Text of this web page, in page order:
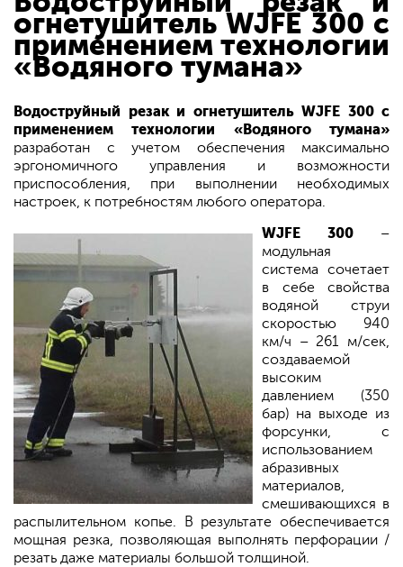
огнетушитель WJFE 300 с
применением технологии
«Водяного тумана»
Водоструйный резак и огнетушитель WJFE 300 с
применением технологии «Водяного тумана»
разработан с учетом обеспечения максимально
эргономичного управления и возможности
приспособления, при выполнении необходимых
настроек, к потребностям любого оператора.
WJFE 300 –
модульная
система сочетает
в себе свойства
водяной струи
скоростью 940
км/ч – 261 м/сек,
создаваемой
высоким
давлением (350
бар) на выходе из
форсунки, с
использованием
абразивных
материалов,
смешивающихся в
распылительном копье. В результате обеспечивается
мощная резка, позволяющая выполнять перфорации /
резать даже материалы большой толщиной.